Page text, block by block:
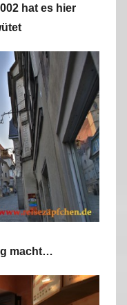
hat es hier
macht…